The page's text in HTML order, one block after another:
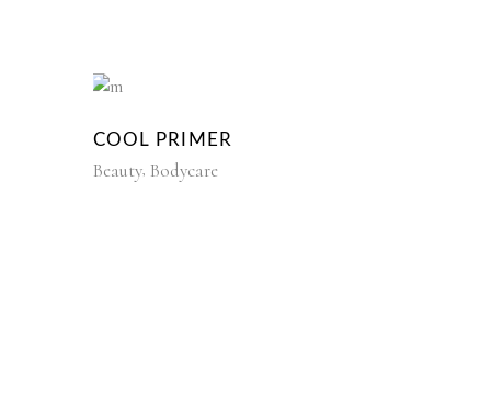
COOL PRIMER
Beauty Bodycare